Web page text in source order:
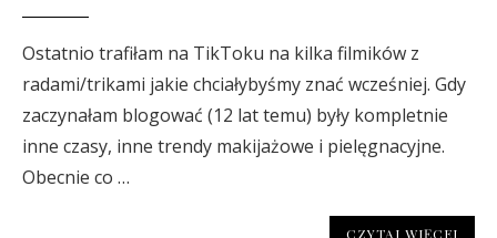
Ostatnio trafiłam na TikToku na kilka filmików z
radami/trikami jakie chciałybyśmy znać wcześniej. Gdy
zaczynałam blogować (12 lat temu) były kompletnie
inne czasy, inne trendy makijażowe i pielęgnacyjne.
Obecnie co …
CZYTAJ WIĘCEJ